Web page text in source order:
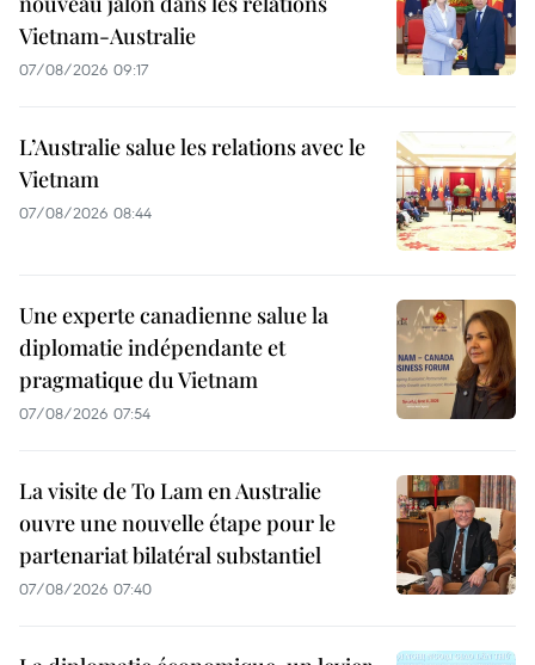
Vietnam-Australie
07/08/2026 09:17
L’Australie salue les relations avec le
Vietnam
07/08/2026 08:44
Une experte canadienne salue la
diplomatie indépendante et
pragmatique du Vietnam
07/08/2026 07:54
La visite de To Lam en Australie
ouvre une nouvelle étape pour le
partenariat bilatéral substantiel
07/08/2026 07:40